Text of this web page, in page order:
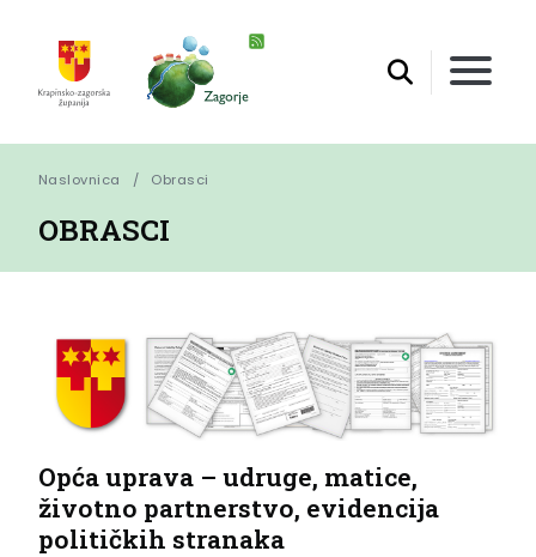
Naslovnica Obrasci
OBRASCI
Opća uprava – udruge, matice,
životno partnerstvo, evidencija
političkih stranaka